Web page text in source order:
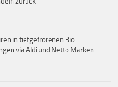
in tiefgefrorenen Bio
via Aldi und Netto Marken